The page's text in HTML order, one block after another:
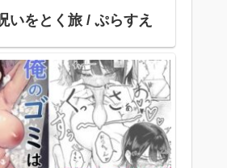
いをとく旅 / ぷらすえ